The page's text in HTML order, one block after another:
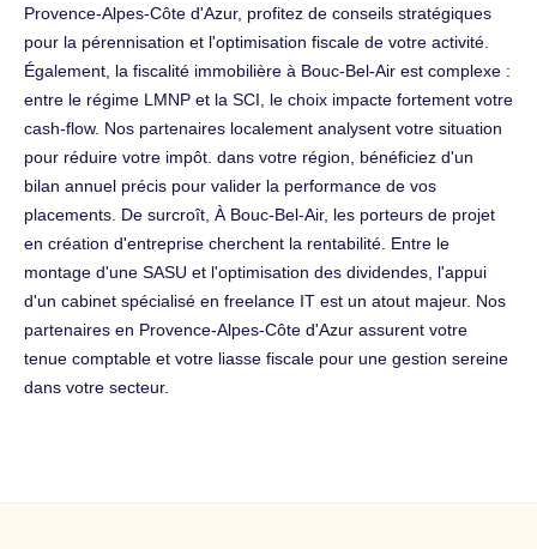
Provence-Alpes-Côte d'Azur, profitez de conseils stratégiques
pour la pérennisation et l'optimisation fiscale de votre activité.
Également, la fiscalité immobilière à Bouc-Bel-Air est complexe :
entre le régime LMNP et la SCI, le choix impacte fortement votre
cash-flow. Nos partenaires localement analysent votre situation
pour réduire votre impôt. dans votre région, bénéficiez d'un
bilan annuel précis pour valider la performance de vos
placements. De surcroît, À Bouc-Bel-Air, les porteurs de projet
en création d'entreprise cherchent la rentabilité. Entre le
montage d'une SASU et l'optimisation des dividendes, l'appui
d'un cabinet spécialisé en freelance IT est un atout majeur. Nos
partenaires en Provence-Alpes-Côte d'Azur assurent votre
tenue comptable et votre liasse fiscale pour une gestion sereine
dans votre secteur.